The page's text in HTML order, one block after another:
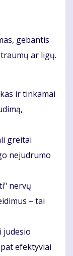
gebantis
ar ligų.
ir tinkamai
greitai
nejudrumo
nervų
– tai
judesio
efektyviai